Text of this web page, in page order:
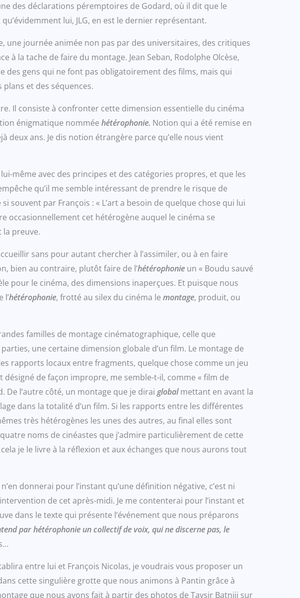
des déclarations péremptoires de Godard, où il dit que le
lui, JLG, en est le dernier représentant.
une journée animée non pas par des universitaires, des critiques
la tache de faire du montage. Jean Seban, Rodolphe Olcèse,
des gens qui ne font pas obligatoirement des films, mais qui
et des séquences.
Il consiste à confronter cette dimension essentielle du cinéma
énigmatique nommée hétérophonie. Notion qui a été remise en
ans. Je dis notion étrangère parce qu’elle nous vient
même avec des principes et des catégories propres, et que les
qu’il me semble intéressant de prendre le risque de
souvent par François : « L’art a besoin de quelque chose qui lui
occasionnellement cet hétérogène auquel le cinéma se
la preuve.
sans pour autant chercher à l’assimiler, ou à en faire
bien au contraire, plutôt faire de l’hétérophonie un « Boudu sauvé
pour le cinéma, des dimensions inaperçues. Et puisque nous
l’hétérophonie, frotté au silex du cinéma le montage, produit, ou
familles de montage cinématographique, celle que
une certaine dimension globale d’un film. Le montage de
rapports locaux entre fragments, quelque chose comme un jeu
de façon impropre, me semble-t-il, comme « film de
l’autre côté, un montage que je dirai globalmettant en avant la
dans la totalité d’un film. Si les rapports entre les différentes
très hétérogènes les unes des autres, au final elles sont
noms de cinéastes que j’admire particulièrement de cette
je le livre à la réflexion et aux échanges que nous aurons tout
donnerai pour l’instant qu’une définition négative, c’est ni
de cet après-midi. Je me contenterai pour l’instant et
dans le texte qui présente l’événement que nous préparons
par hétérophonie un collectif de voix, qui ne discerne pas, le
entre lui et François Nicolas, je voudrais vous proposer un
cette singulière grotte que nous animons à Pantin grâce à
que nous avons fait à partir des photos de Taysir Batniji sur